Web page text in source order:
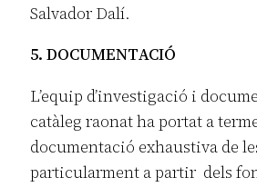
Salvador Dalí.
5. DOCUMENTACIÓ
L’equip d’investigació i
catàleg raonat ha portat a
documentació exhaustiva de
particularment a partir dels